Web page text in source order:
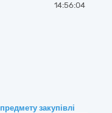
14:56:04
закупівлі